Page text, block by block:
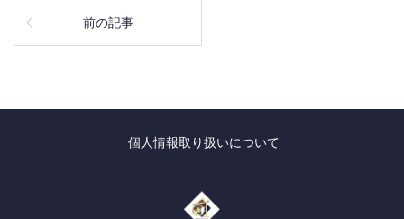
前の記事
個人情報取り扱いについて